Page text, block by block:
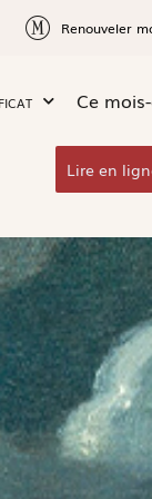
Renouveler
Ce
Lire en